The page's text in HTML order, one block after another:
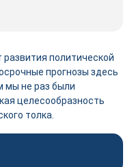
развития политической
прогнозы здесь
мы не раз были
целесообразность
толка.